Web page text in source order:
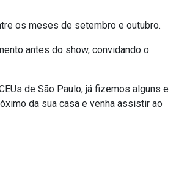
os meses de setembro e outubro.
antes do show, convidando o
de São Paulo, já fizemos alguns e
da sua casa e venha assistir ao